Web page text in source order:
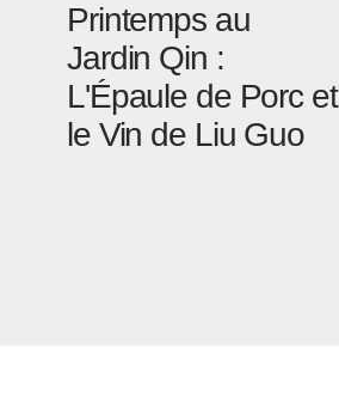
Printemps au
Jardin Qin :
L'Épaule de Porc et
le Vin de Liu Guo